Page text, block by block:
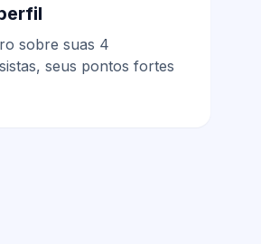
sobre suas 4
seus pontos fortes